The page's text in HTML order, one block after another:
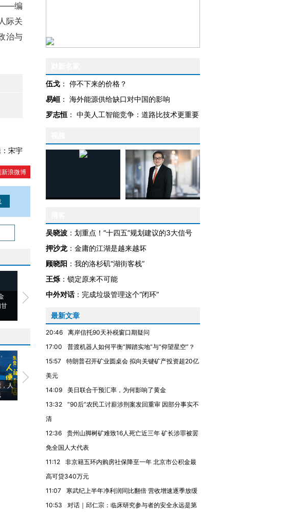
——编
际关
治与
宋宇
新浪微博
马航飞行员跨国走私7万
视线｜被称为“蟑螂”的印
人
【推广】走进第四届链博
会，让数智科技“链”接产
【特别呈现】寻找100种
有意思的生活方式·第三对
伍戈 ： 停不下来的价格？
易峘 ： 海外能源供给缺口对中国的影响
罗志恒 ： 中美人工智能竞争：道路比技术更重要
吴晓波 ： 划重点！“十四五”规划建议的3大信号
押沙龙 ： 金庸的江湖是越来越坏
顾晓阳 ： 我的洛杉矶“湖街客栈”
王烁 ： 锁定原来不可能
中外对话： 完成垃圾管理这个“闭环”
最新文章
20:46
离岸信托90天补税窗口期疑问
17:00
普渡机器人如何平衡“脚踏实地”与“仰望星空”？
15:57
特朗普召开矿业圆桌会 拟向关键矿产投资超20亿
美元
14:09
美日联合干预汇率，为何影响了黄金
13:32
“90后”农民工讨薪涉刑案发回重审 因部分事实不
清
12:36
贵州山脚树矿难致16人死亡近三年 矿长涉罪被罢
免全国人大代表
11:12
非京籍五环内购房社保降至一年 北京市公积金最
高可贷340万元
11:07
寒武纪上半年净利润同比翻倍 营收增速逐季放缓
10:53
对话｜邱仁宗：临床研究参与者的安全永远是第